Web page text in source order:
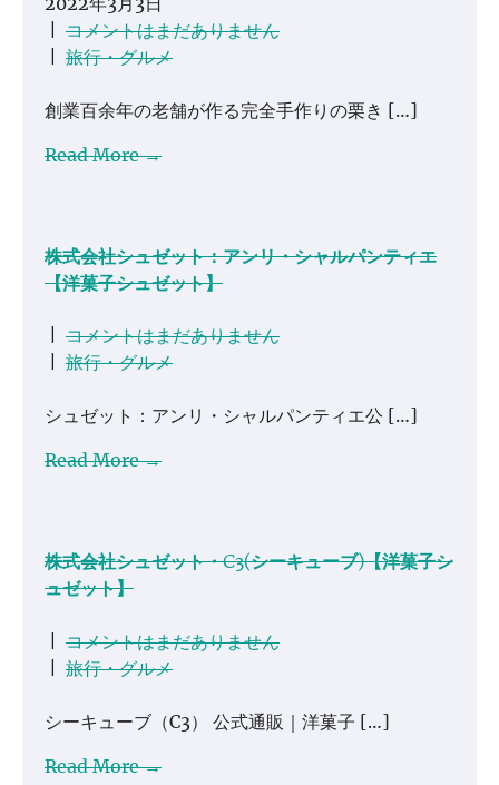
コメントはまだありません
旅行・グルメ
創業百余年の老舗が作る完全手作りの栗き […]
Read More →
株式会社シュゼット：アンリ・シャルパンティエ
【洋菓子シュゼット】
コメントはまだありません
旅行・グルメ
シュゼット：アンリ・シャルパンティエ公 […]
Read More →
株式会社シュゼット・C3(シーキューブ)【洋菓子シ
ュゼット】
コメントはまだありません
旅行・グルメ
シーキューブ（C3） 公式通販｜洋菓子 […]
Read More →